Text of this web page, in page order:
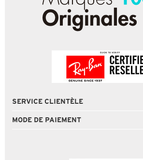
SERVICE CLIENTÈLE
MODE DE PAIEMENT